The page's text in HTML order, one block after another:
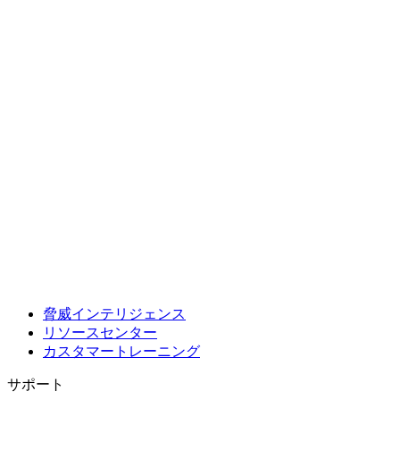
脅威インテリジェンス
リソースセンター
カスタマートレーニング
サポート